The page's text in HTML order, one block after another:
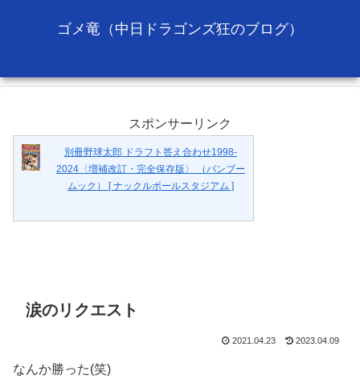
ゴメ竜（中日ドラゴンズ狂のブログ）
スポンサーリンク
別冊野球太郎 ドラフト答え合わせ1998-
2024〈増補改訂・完全保存版〉 （バンブー
ムック） [ ナックルボールスタジアム ]
涙のリクエスト
2021.04.23 2023.04.09
なんか勝った(笑)